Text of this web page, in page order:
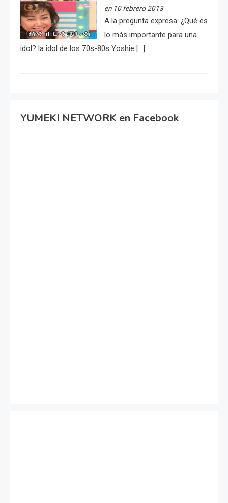
en 10 febrero 2013
A la pregunta expresa: ¿Qué es
lo más importante para una
idol? la idol de los 70s-80s Yoshie […]
YUMEKI NETWORK en Facebook